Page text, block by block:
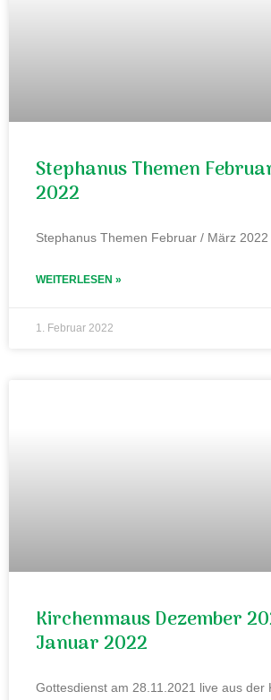
Stephanus Themen
2022
Stephanus Themen Februar / März 2022
WEITERLESEN »
1. Februar 2022
Kirchenmaus Dezember
Januar 2022
Gottesdienst am 28.11.2021 live aus der